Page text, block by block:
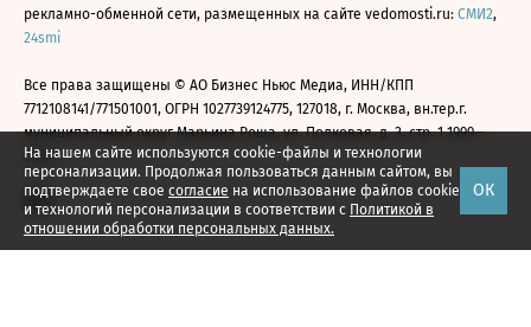
На нашем сайте используются cookie-файлы и технологии
персонализации. Продолжая пользоваться данным сайтом, вы
подтверждаете свое согласие на использование файлов cookie
и технологий персонализации в соответствии с Политикой в
отношении обработки персональных данных.
ОК
рекламно-обменной сети, размещенных на сайте vedomosti.ru: СМИ2,
24smi
Все права защищены © АО Бизнес Ньюс Медиа, ИНН/КПП
7712108141/771501001, ОГРН 1027739124775, 127018, г. Москва, вн.тер.г.
муниципальный округ Марьина Роща, ул. Полковая, д. 3, стр. 1 1999—
2026